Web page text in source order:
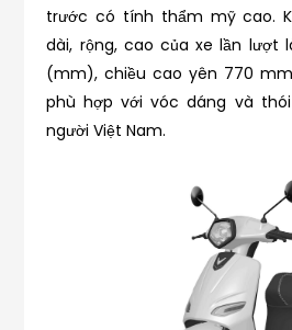
trước có tính thẩm mỹ cao.
dài, rộng, cao của xe lần lượt
(mm), chiều cao yên 770
phù hợp với vóc dáng và
người Việt Nam.